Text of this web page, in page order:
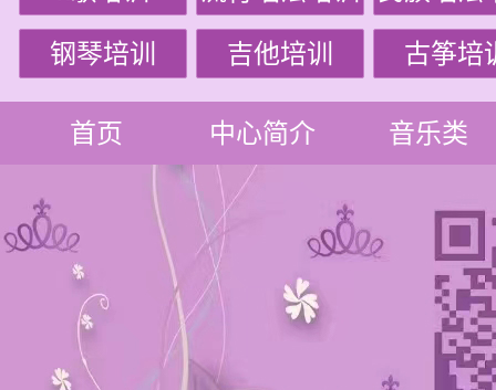
钢琴培训 吉他培训 古筝培
首页 中心简介 音乐类